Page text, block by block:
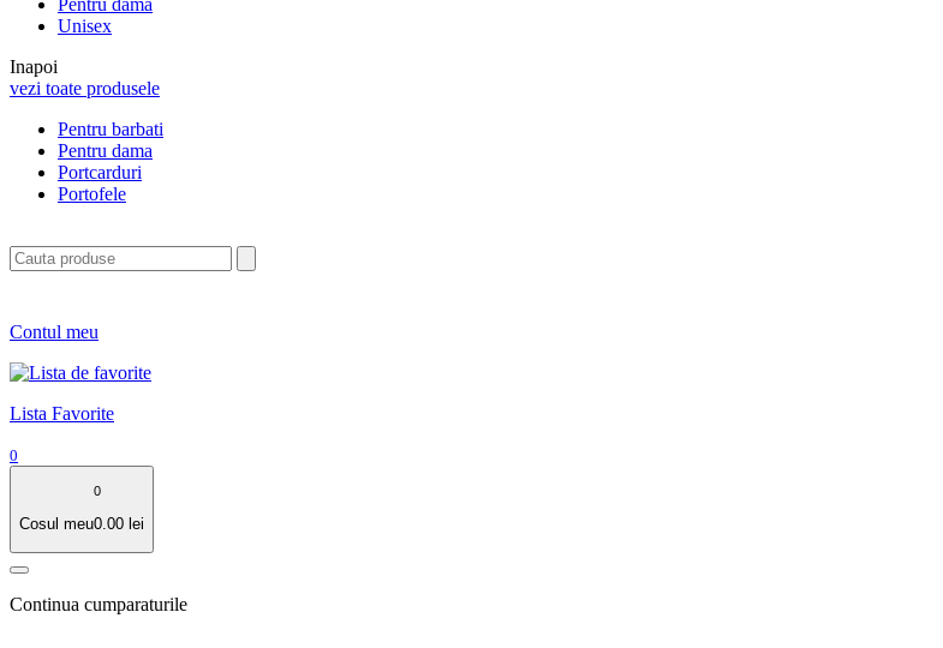
Pentru dama
Unisex
Inapoi
vezi toate produsele
Pentru barbati
Pentru dama
Portcarduri
Portofele
Contul meu
Lista Favorite
0
0
Cosul meu0.00 lei
Continua cumparaturile